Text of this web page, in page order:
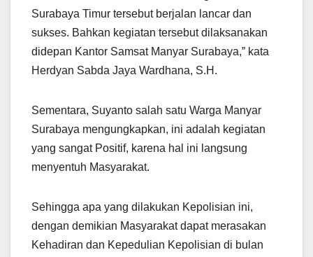
Surabaya Timur tersebut berjalan lancar dan
sukses. Bahkan kegiatan tersebut dilaksanakan
didepan Kantor Samsat Manyar Surabaya,” kata
Herdyan Sabda Jaya Wardhana, S.H.
Sementara, Suyanto salah satu Warga Manyar
Surabaya mengungkapkan, ini adalah kegiatan
yang sangat Positif, karena hal ini langsung
menyentuh Masyarakat.
Sehingga apa yang dilakukan Kepolisian ini,
dengan demikian Masyarakat dapat merasakan
Kehadiran dan Kepedulian Kepolisian di bulan